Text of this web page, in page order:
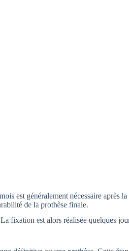
est généralement nécessaire après
de la prothèse finale.
fixation est alors réalisée quelques